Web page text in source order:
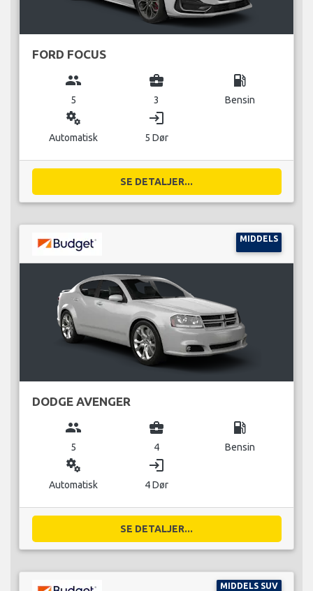
FORD FOCUS
group
5
business_center
3
local_gas_station
Bensin
miscellaneous_services
Automatisk
login
5 Dør
SE DETALJER...
MIDDELS
DODGE AVENGER
group
5
business_center
4
local_gas_station
Bensin
miscellaneous_services
Automatisk
login
4 Dør
SE DETALJER...
MIDDELS SUV